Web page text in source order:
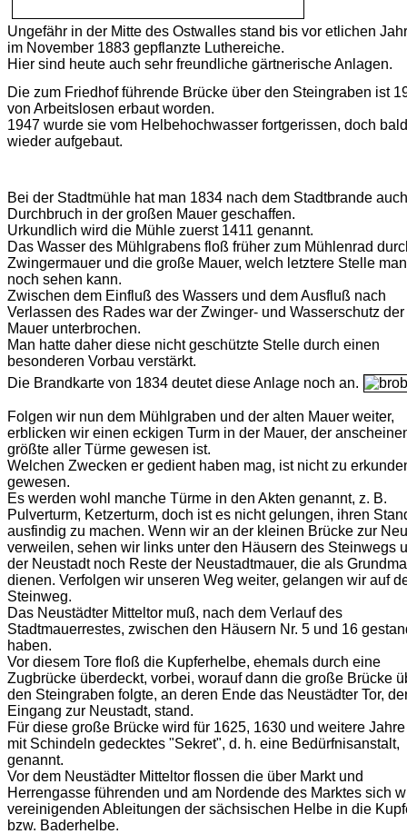
Ungefähr in der Mitte des Ostwalles stand bis vor etlichen
im November 1883 gepflanzte Luthereiche.
Hier sind heute auch sehr freundliche gärtnerische Anlagen.
Die zum Friedhof führende Brücke über den Steingraben ist
von Arbeitslosen erbaut worden.
1947 wurde sie vom Helbehochwasser fortgerissen, doch bald
wieder aufgebaut.
Bei der Stadtmühle hat man 1834 nach dem Stadtbrande
Durchbruch in der großen Mauer geschaffen.
Urkundlich wird die Mühle zuerst 1411 genannt.
Das Wasser des Mühlgrabens floß früher zum Mühlenrad
Zwingermauer und die große Mauer, welch letztere Stelle
noch sehen kann.
Zwischen dem Einfluß des Wassers und dem Ausfluß nach
Verlassen des Rades war der Zwinger- und Wasserschutz der
Mauer unterbrochen.
Man hatte daher diese nicht geschützte Stelle durch einen
besonderen Vorbau verstärkt.
Die Brandkarte von 1834 deutet diese Anlage noch an.
Folgen wir nun dem Mühlgraben und der alten Mauer weiter,
erblicken wir einen eckigen Turm in der Mauer, der
größte aller Türme gewesen ist.
Welchen Zwecken er gedient haben mag, ist nicht zu
gewesen.
Es werden wohl manche Türme in den Akten genannt, z. B.
Pulverturm, Ketzerturm, doch ist es nicht gelungen, ihren
ausfindig zu machen. Wenn wir an der kleinen Brücke zur
verweilen, sehen wir links unter den Häusern des Steinwegs
der Neustadt noch Reste der Neustadtmauer, die als
dienen. Verfolgen wir unseren Weg weiter, gelangen wir auf
Steinweg.
Das Neustädter Mitteltor muß, nach dem Verlauf des
Stadtmauerrestes, zwischen den Häusern Nr. 5 und 16
haben.
Vor diesem Tore floß die Kupferhelbe, ehemals durch eine
Zugbrücke überdeckt, vorbei, worauf dann die große Brücke
den Steingraben folgte, an deren Ende das Neustädter Tor,
Eingang zur Neustadt, stand.
Für diese große Brücke wird für 1625, 1630 und weitere
mit Schindeln gedecktes "Sekret", d. h. eine Bedürfnisanstalt,
genannt.
Vor dem Neustädter Mitteltor flossen die über Markt und
Herrengasse führenden und am Nordende des Marktes sich
vereinigenden Ableitungen der sächsischen Helbe in die
bzw. Baderhelbe.